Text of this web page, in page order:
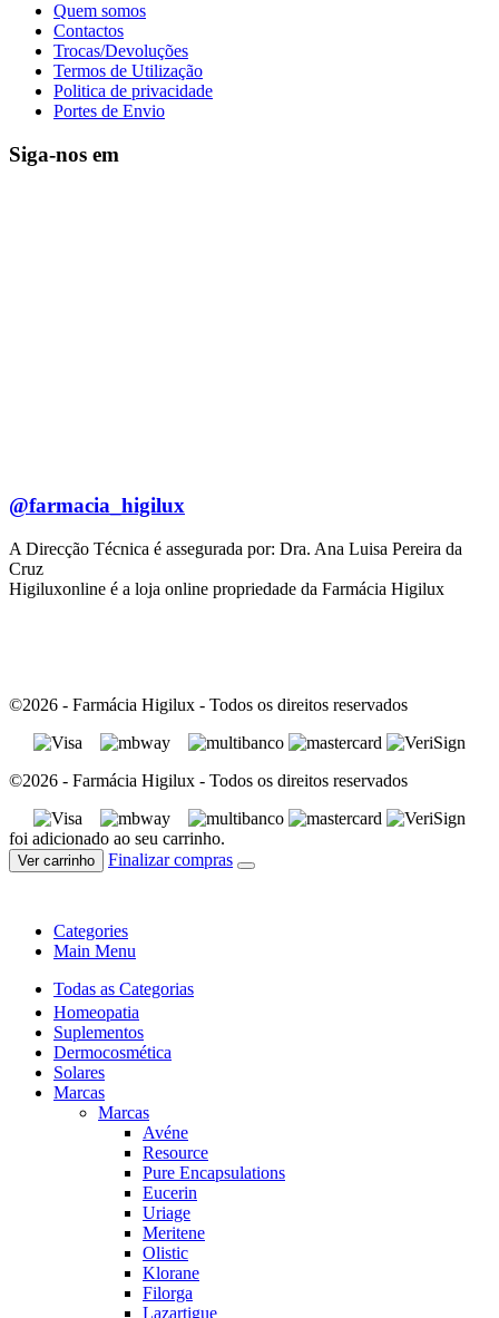
Quem somos
Contactos
Trocas/Devoluções
Termos de Utilização
Politica de privacidade
Portes de Envio
Siga-nos em
@farmacia_higilux
A Direcção Técnica é assegurada por: Dra. Ana Luisa Pereira da
Cruz
Higiluxonline é a loja online propriedade da Farmácia Higilux
©2026 - Farmácia Higilux - Todos os direitos reservados
©2026 - Farmácia Higilux - Todos os direitos reservados
foi adicionado ao seu carrinho.
Ver carrinho Finalizar compras
Categories
Main Menu
Todas as Categorias
Homeopatia
Suplementos
Dermocosmética
Solares
Marcas
Marcas
Avéne
Resource
Pure Encapsulations
Eucerin
Uriage
Meritene
Olistic
Klorane
Filorga
Lazartigue